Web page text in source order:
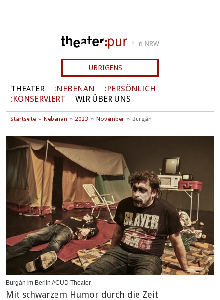
ÜBRIGENS …
THEATER NEBENAN
PERSÖNLICH
KONSERVIERT
WIR ÜBER UNS
Startseite Nebenan 2023 November Burgán
Burgán im Berlin ACUD Theater
Mit schwarzem Humor durch die Zeit